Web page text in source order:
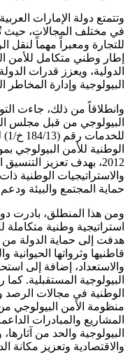
وتتمتع دولة الإمارات
في مختلف المجالات، حيث
للتجارة ومعبراً مهماً لنقل
إطار وطني متكامل للأمن
الدولية، ويعزز قدرات
البيولوجية وإدارة المخاطر
وانطلاقاً من ذلك، جاءت
البيولوجي من قبل مجلس
2012، بهدف تعزيز
والاستراتيجيات الوطنية
حماية المجتمع والبيئة
ومن هذا المنطلق، بادرت
هدفت إلى حماية الدولة من
قاطنيها وثرواتها الحيوانية
والاستعداد، إضافة إلى
البيولوجية المستقبلية.
الوطنية في مجالات الرصد
منظومة الأمن البيولوجي
المشاريع والمبادرات
البيولوجية والحد من
والاقتصادية وتعزيز مكانة